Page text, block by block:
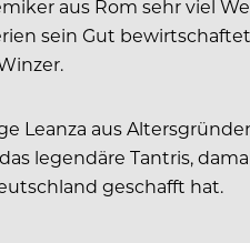
aus Rom sehr viel
sein Gut
Leanza aus
das legendäre Tantris,
geschafft hat.